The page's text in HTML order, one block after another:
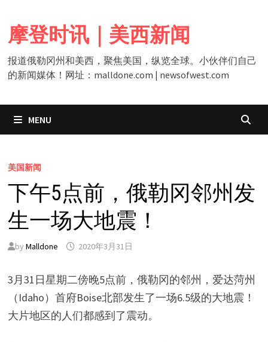
content
摩登时讯｜美西新闻
报道俄勒冈州和美西，聚焦美国，纵览全球。小伙伴们自己
的新闻媒体！网址：malldone.com | newsofwest.com
MENU
美国新闻
下午5点前，俄勒冈邻州发
生一场大地震！
by Malldone 2020年3月31日
3月31日星期二傍晚5点前，俄勒冈的邻州，爱达菏州
（Idaho）首府Boise北部发生了一场6.5级的大地震！
大片地区的人们都感到了震动。